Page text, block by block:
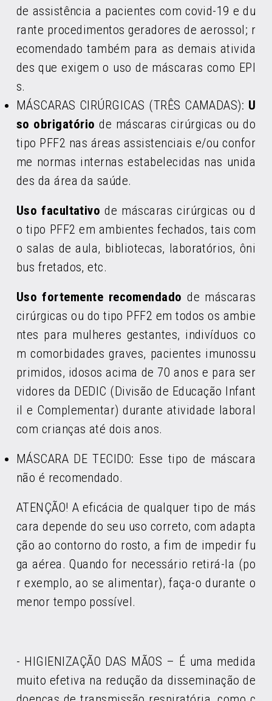
de assistência a pacientes com covid-19 e du
rante procedimentos geradores de aerossol; r
ecomendado também para as demais ativida
des que exigem o uso de máscaras como EPI
s.
MÁSCARAS CIRÚRGICAS (TRÊS CAMADAS): U
so obrigatório de máscaras cirúrgicas ou do
tipo PFF2 nas áreas assistenciais e/ou confor
me normas internas estabelecidas nas unida
des da área da saúde.
Uso facultativo de máscaras cirúrgicas ou d
o tipo PFF2 em ambientes fechados, tais com
o salas de aula, bibliotecas, laboratórios, ôni
bus fretados, etc.
Uso fortemente recomendadode máscaras
cirúrgicas ou do tipo PFF2 em todos os ambie
ntes para mulheres gestantes, indivíduos co
m comorbidades graves, pacientes imunossu
primidos, idosos acima de 70 anos e para ser
vidores da DEDIC (Divisão de Educação Infant
il e Complementar) durante atividade laboral
com crianças até dois anos.
MÁSCARA DE TECIDO: Esse tipo de máscara
não é recomendado.
ATENÇÃO! A eficácia de qualquer tipo de más
cara depende do seu uso correto, com adapta
ção ao contorno do rosto, a fim de impedir fu
ga aérea. Quando for necessário retirá-la (po
r exemplo, ao se alimentar), faça-o durante o
menor tempo possível.
- HIGIENIZAÇÃO DAS MÃOS – É uma medida
muito efetiva na redução da disseminação de